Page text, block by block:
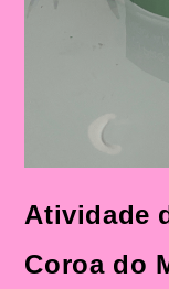
Atividade
Coroa do